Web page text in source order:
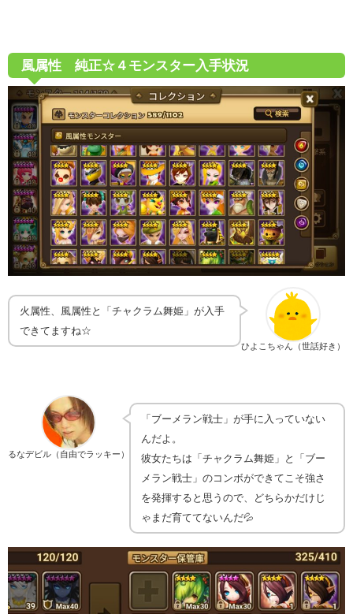
風属性 純正☆４モンスター入手状況
ひよこちゃん（世話好き）
火属性、風属性と「チャクラム舞姫」が入手
できてますね☆
るなデビル（自由でラッキー）
「ブーメラン戦士」が手に入っていない
んだよ。
彼女たちは「チャクラム舞姫」と「ブー
メラン戦士」のコンボができてこそ強さ
を発揮すると思うので、どちらかだけじ
ゃまだ育ててないんだ💦